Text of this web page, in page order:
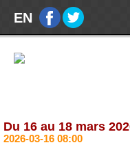
EN
Du 16 au 18 mars
2026-03-16 08:00